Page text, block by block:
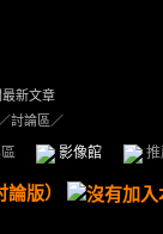
最新文章
／討論區／
影像館
論版）